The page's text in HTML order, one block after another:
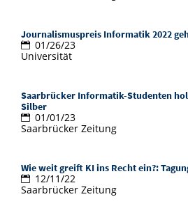
Open Science/Open Access
Zahlen & Fakten
Kontakt
SIC Podcast
AnsprechpartnerInnen, Personen,
Forschungsgruppen
Alumni
Journalismuspreis Informatik 2022
01/26/23
Universität
Saarbrücker Informatik-Studenten
Silber
01/01/23
Saarbrücker Zeitung
Wie weit greift KI ins Recht ein?:
12/11/22
Saarbrücker Zeitung